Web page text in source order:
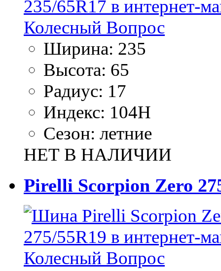
Ширина: 235
Высота: 65
Радиус: 17
Индекс: 104H
Сезон: летние
НЕТ В НАЛИЧИИ
Pirelli Scorpion Zero